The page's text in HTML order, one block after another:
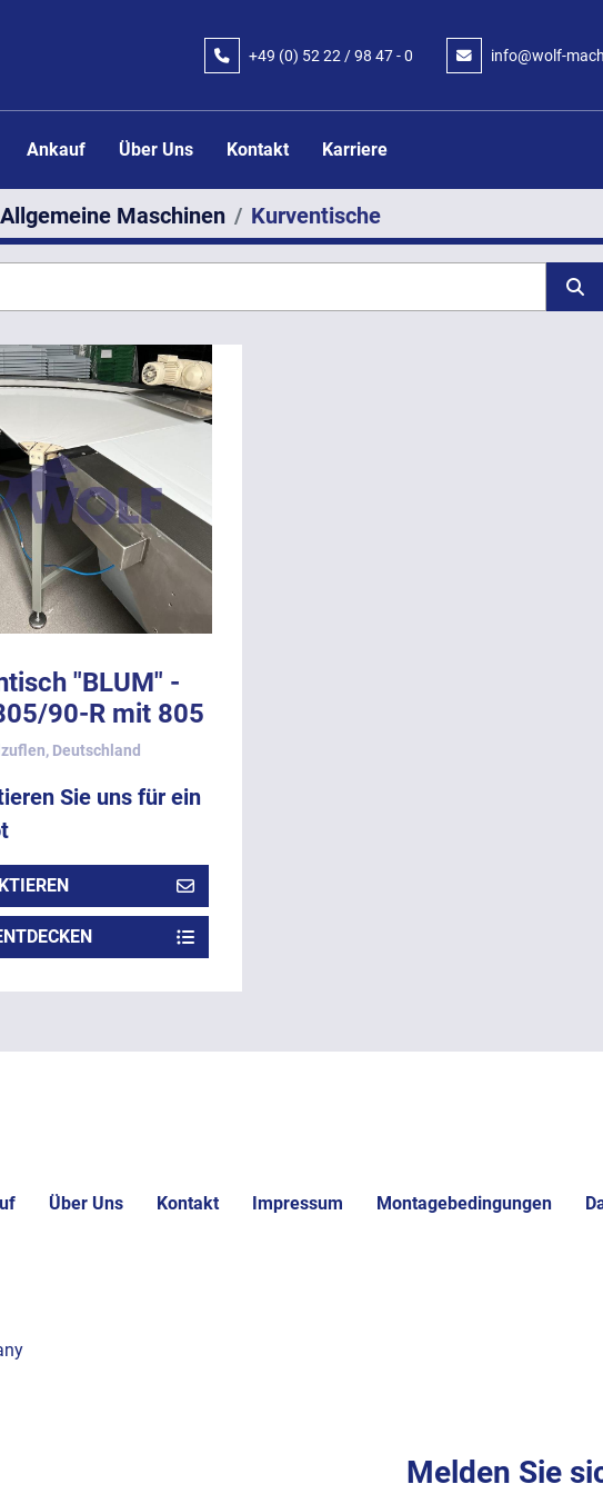
+49 (0) 52 22 / 98 47 - 0 info@wolf-
Ankauf Über Uns Kontakt Karriere
Allgemeine Maschinen Kurventische
"BLUM" -
90-R mit 805
Deutschland
Sie uns für ein
Über Uns Kontakt Impressum Montagebedingungen
Melden Sie